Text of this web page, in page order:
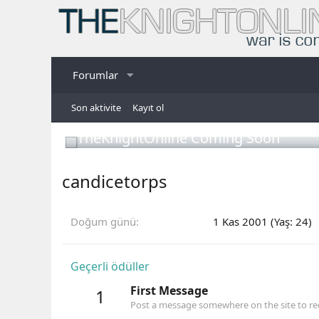
Forumlar
Son aktivite Kayıt ol
TheKnightOnline Coming Soon
candicetorps
Doğum günü 1 Kas 2001 (Yaş: 24)
Geçerli ödüller
1 First Message
Post a message somewhere on the site to